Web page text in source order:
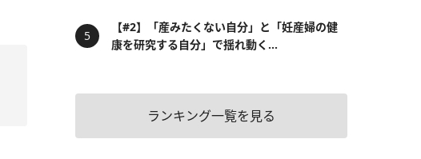
【#2】「産みたくない自分」と「妊産婦の健
康を研究する自分」で揺れ動く...
ランキング一覧を見る